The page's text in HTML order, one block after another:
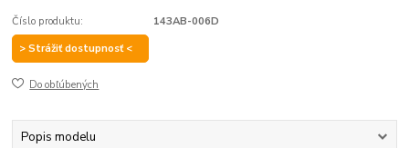
Číslo produktu:
143AB-006D
> Strážiť dostupnosť <
Do obľúbených
Popis modelu